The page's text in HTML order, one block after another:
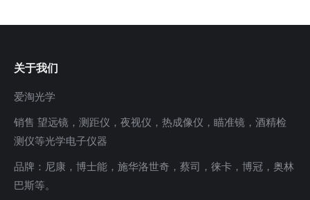
关于我们
爱淘光学
销售 望远镜，测距仪，夜视仪，热成像仪，瞄准镜，酒精检
测仪等光学电子仪器
品牌：尼康，博士能，施华洛世奇，蔡司，徕卡，博冠，奥林
巴斯等。